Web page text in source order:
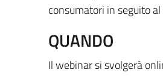
consumatori in seguito al
QUANDO
Il webinar si svolgerà